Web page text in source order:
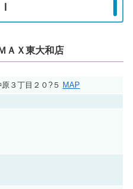
ＡＸ東大和店
３丁目２０?５ MAP